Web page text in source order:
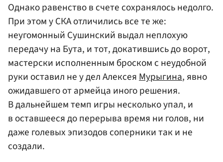
Однако равенство в счете сохранялось недолго.
При этом у СКА отличились все те же:
неугомонный Сушинский выдал неплохую
передачу на Бута, и тот, докатившись до ворот,
мастерски исполненным броском с неудобной
руки оставил не у дел АлексеяМурыгина, явно
ожидавшего от армейца иного решения.
В дальнейшем темп игры несколько упал, и
в оставшееся до перерыва время ни голов, ни
даже голевых эпизодов соперники так и не
создали.